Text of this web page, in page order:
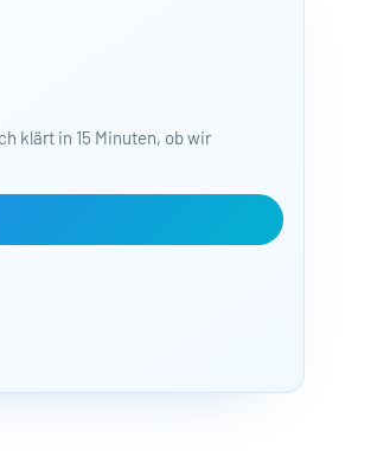
klärt in 15 Minuten, ob wir